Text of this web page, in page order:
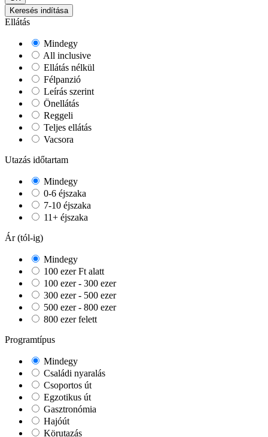
Keresés indítása
Ellátás
Mindegy
All inclusive
Ellátás nélkül
Félpanzió
Leírás szerint
Önellátás
Reggeli
Teljes ellátás
Vacsora
Utazás időtartam
Mindegy
0-6 éjszaka
7-10 éjszaka
11+ éjszaka
Ár (tól-ig)
Mindegy
100 ezer Ft alatt
100 ezer - 300 ezer
300 ezer - 500 ezer
500 ezer - 800 ezer
800 ezer felett
Programtípus
Mindegy
Családi nyaralás
Csoportos út
Egzotikus út
Gasztronómia
Hajóút
Körutazás